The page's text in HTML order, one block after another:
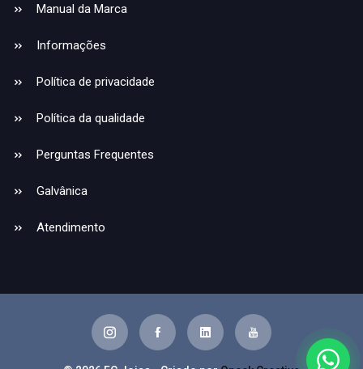
Manual da Marca
Informações
Política de privacidade
Política da qualidade
Perguntas Frequentes
Galvânica
Atendimento